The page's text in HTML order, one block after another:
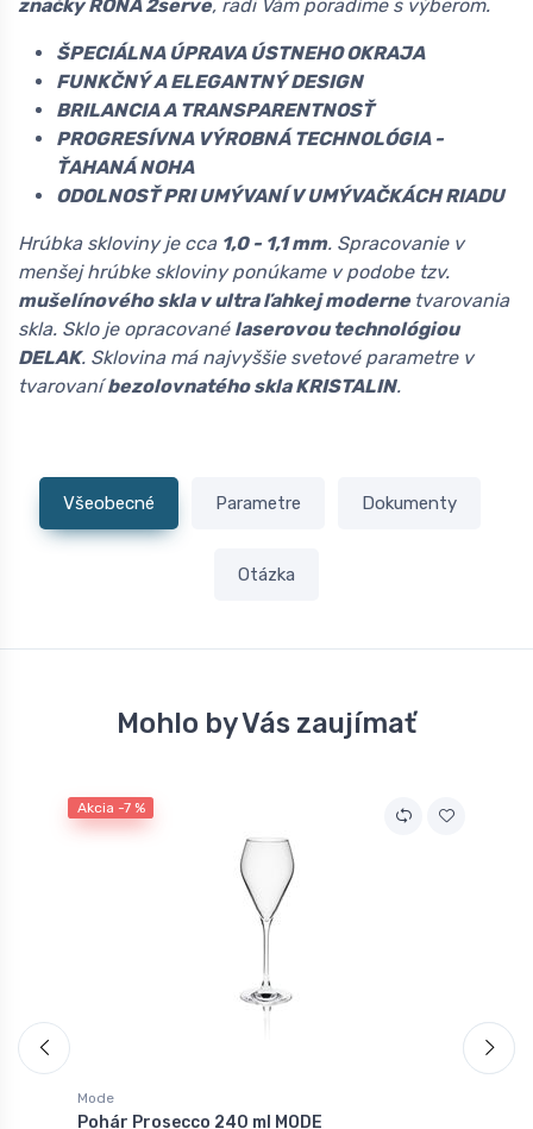
značky RONA 2serve, radi Vám poradíme s výberom.
ŠPECIÁLNA ÚPRAVA ÚSTNEHO OKRAJA
FUNKČNÝ A ELEGANTNÝ DESIGN
BRILANCIA A TRANSPARENTNOSŤ
PROGRESÍVNA VÝROBNÁ TECHNOLÓGIA -
ŤAHANÁ NOHA
ODOLNOSŤ PRI UMÝVANÍ V UMÝVAČKÁCH RIADU
Hrúbka skloviny je cca 1,0 - 1,1 mm. Spracovanie v
menšej hrúbke skloviny ponúkame v podobe tzv.
mušelínového skla v ultra ľahkej moderne tvarovania
skla. Sklo je opracované laserovou technológiou
DELAK. Sklovina má najvyššie svetové parametre v
tvarovaníbezolovnatého skla KRISTALIN.
Všeobecné Parametre Dokumenty
Otázka
Mohlo by Vás zaujímať
Akcia -7 %
Mode
Pohár Prosecco 240 ml MODE